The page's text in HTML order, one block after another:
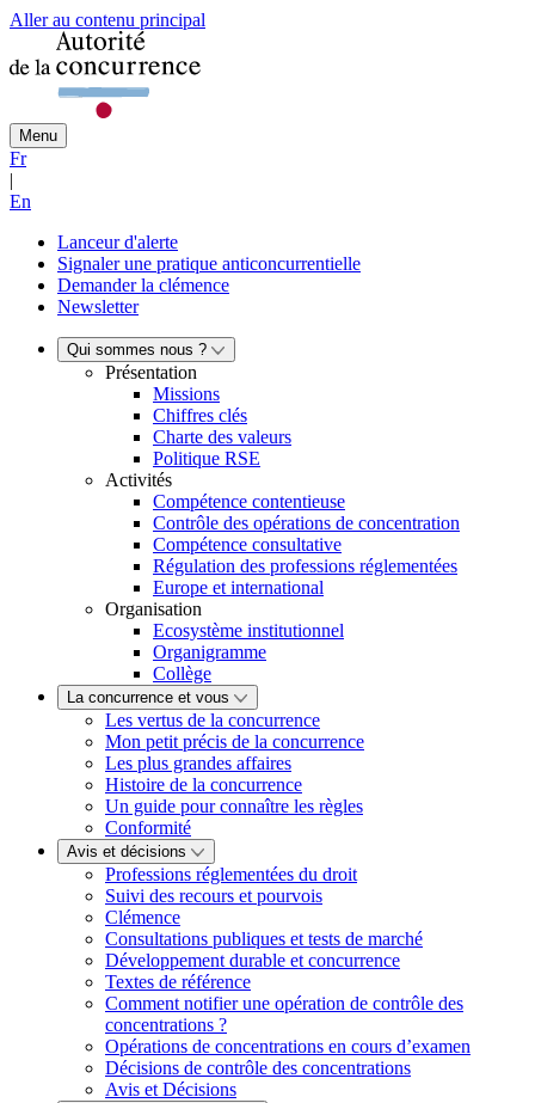
Aller au contenu principal
Menu
Fr
|
En
Lanceur d'alerte
Signaler une pratique anticoncurrentielle
Demander la clémence
Newsletter
Qui sommes nous ?
Présentation
Missions
Chiffres clés
Charte des valeurs
Politique RSE
Activités
Compétence contentieuse
Contrôle des opérations de concentration
Compétence consultative
Régulation des professions réglementées
Europe et international
Organisation
Ecosystème institutionnel
Organigramme
Collège
La concurrence et vous
Les vertus de la concurrence
Mon petit précis de la concurrence
Les plus grandes affaires
Histoire de la concurrence
Un guide pour connaître les règles
Conformité
Avis et décisions
Professions réglementées du droit
Suivi des recours et pourvois
Clémence
Consultations publiques et tests de marché
Développement durable et concurrence
Textes de référence
Comment notifier une opération de contrôle des
concentrations ?
Opérations de concentrations en cours d’examen
Décisions de contrôle des concentrations
Avis et Décisions